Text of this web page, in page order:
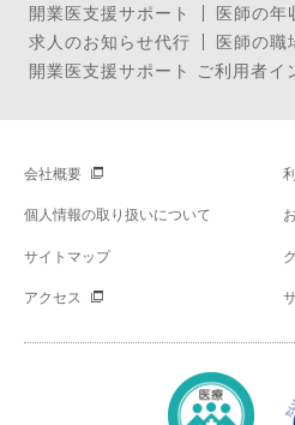
開業医支援サポート
医師の年
求人のお知らせ代行
医師の職
開業医支援サポート ご利用者イ
会社概要
個人情報の取り扱いについて
サイトマップ
アクセス